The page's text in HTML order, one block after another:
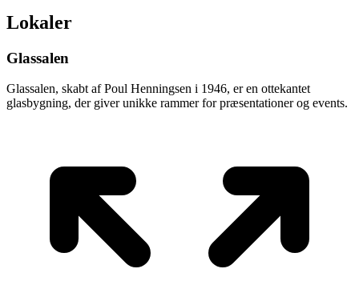
Lokaler
Glassalen
Glassalen, skabt af Poul Henningsen i 1946, er en ottekantet
glasbygning, der giver unikke rammer for præsentationer og events.